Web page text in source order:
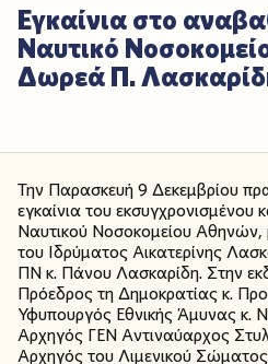
Εγκαίνια στο
Ναυτικό
Δωρεά Π.
Την Παρασκευή 9 Δεκεμβρίου
εγκαίνια του εκσυγχρονισμένου
Ναυτικού Νοσοκομείου
του Ιδρύματος Αικατερίνης
ΠΝ κ. Πάνου Λασκαρίδη. Στην
Πρόεδρος τη Δημοκρατίας κ.
Υφυπουργός Εθνικής Άμυνας κ.
Αρχηγός ΓΕΝ Αντιναύαρχος
Αρχηγός του Λιμενικού